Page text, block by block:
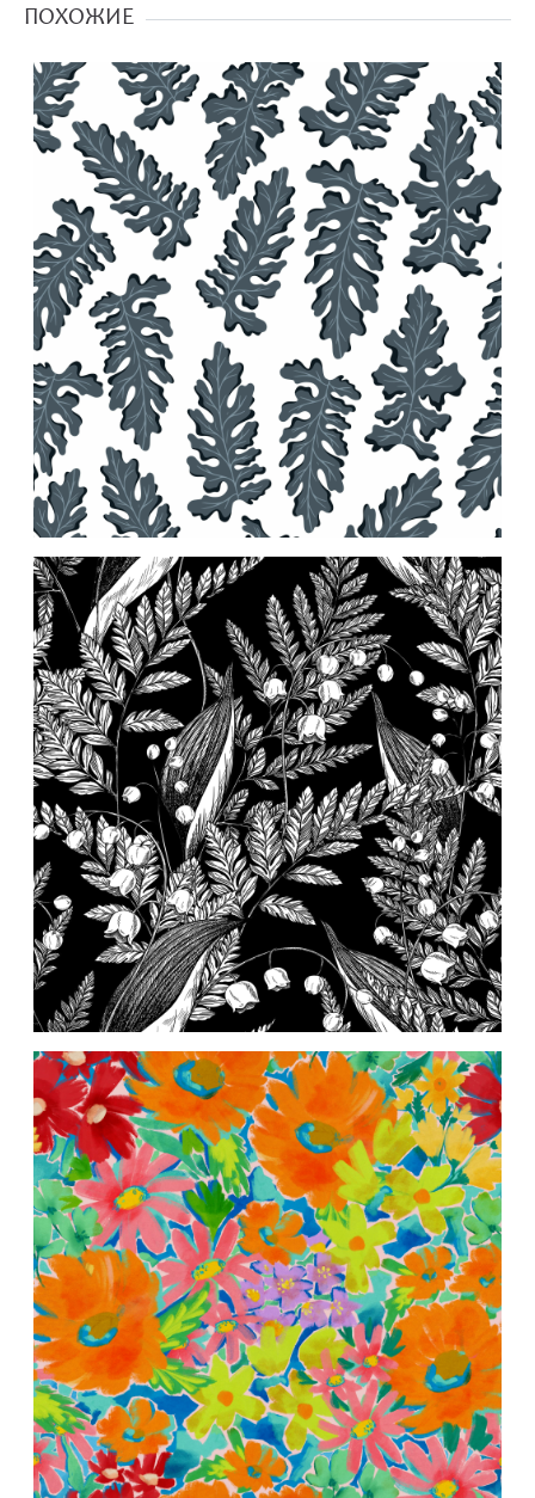
ПОХОЖИЕ